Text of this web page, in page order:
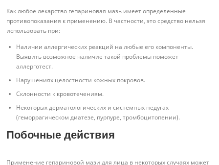
Как любое лекарство гепариновая мазь имеет определенные
противопоказания к применению. В частности, это средство нельзя
использовать при:
Наличии аллергических реакций на любые его компоненты.
Выявить возможное наличие такой проблемы поможет
аллерготест.
Нарушениях целостности кожных покровов.
Склонности к кровотечениям.
Некоторых дерматологических и системных недугах
(геморрагическом диатезе, пурпуре, тромбоцитопении).
Побочные действия
Применение гепариновой мази для лица в некоторых случаях может